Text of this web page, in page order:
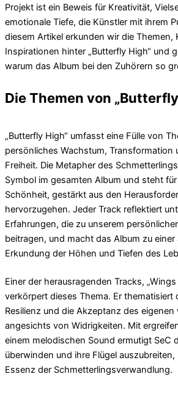
Projekt ist ein Beweis für Kreativität,
emotionale Tiefe, die Künstler mit ihrem
diesem Artikel erkunden wir die Themen,
Inspirationen hinter „Butterfly High“ und
warum das Album bei den Zuhörern so
Die Themen von
„Butterfly High“ umfasst eine Fülle von
persönliches Wachstum, Transformation
Freiheit. Die Metapher des
Symbol im gesamten Album und steht
Schönheit, gestärkt aus den
hervorzugehen. Jeder Track reflektiert
Erfahrungen, die zu unserem
beitragen, und macht das Album zu
Erkundung der Höhen und Tiefen des
Einer der herausragenden Tracks,
verkörpert dieses Thema. Er thematisiert
Resilienz und die Akzeptanz des
angesichts von Widrigkeiten. Mit
einem melodischen Sound ermutigt SeC
überwinden und ihre Flügel
Essenz der Schmetterlingsverwandlung.